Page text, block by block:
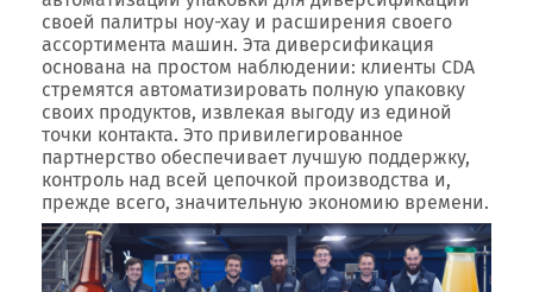
своей палитры ноу-хау и расширения своего
ассортимента машин. Эта диверсификация
основана на простом наблюдении: клиенты CDA
стремятся автоматизировать полную упаковку
своих продуктов, извлекая выгоду из единой
точки контакта. Это привилегированное
партнерство обеспечивает лучшую поддержку,
контроль над всей цепочкой производства и,
прежде всего, значительную экономию времени.